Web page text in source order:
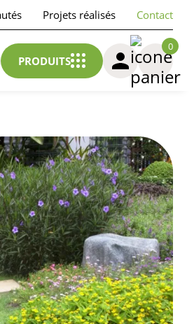
Projets réalisés Contact
PRODUITS
0